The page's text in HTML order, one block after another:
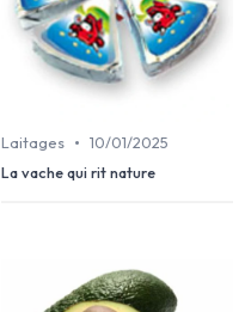
Laitages • 10/01/2025
La vache qui rit nature